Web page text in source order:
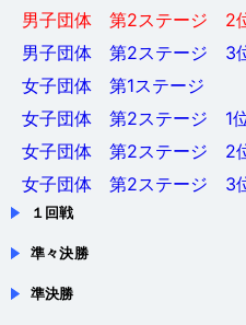
男子団体 第2ステージ 2
男子団体 第2ステージ 3
女子団体 第1ステージ
女子団体 第2ステージ 1位
女子団体 第2ステージ 2
女子団体 第2ステージ 3
１回戦
準々決勝
準決勝